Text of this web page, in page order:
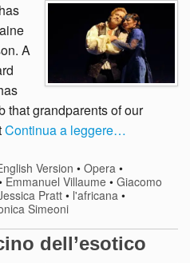
A
that grandparents of our
Continua a leggere…
Version • Opera•
Emmanuel Villaume •Giacomo
Pratt • l'africana •
Simeoni
dell’esotico